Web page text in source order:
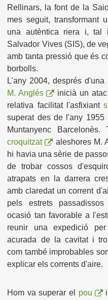
Rellinars, la font de la
mes seguit, transformant
una autèntica riera i, tal
Salvador Vives (SIS), de
amb tanta pressió que és
borbolls.
L'any 2004, després
M. Anglés
inicià un
relativa facilitat l'asfixiant
superat des de l'any
Muntanyenc
croquitzat
aleshores M.
hi havia una sèrie de
de trobar cossos
atrapats en la darrera
amb claredat un corrent
pels estrets
ocasió tan favorable a
reunir una expedició
acurada de la cavitat i
com també improbables
explicar els corrents d'aire.
Hom va superar el pou